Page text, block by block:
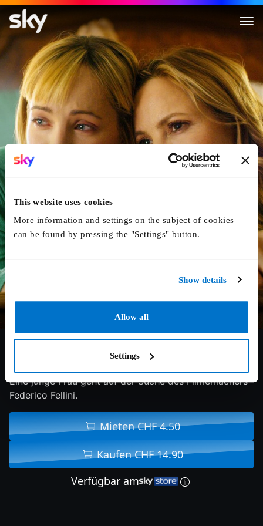
This website uses cookies
More information and settings on the subject of cookies
can be found by pressing the "Settings" button.
Show details
Allow all
Settings
Die Wunderbare Reise Der
93 min
Eine junge Frau geht auf der Suche des Filmemachers
Federico Fellini.
Mieten CHF 4.50
Kaufen CHF 14.90
Verfügbar am